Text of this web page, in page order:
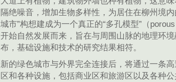
隔绝噪音，增加生物多样性，为居住在柳州境
城市”构想建成为一个真正的“多孔模型”（
开始自然发展而来，旨在与周围山脉的地理环
布，基础设施和技术的研究结果相符。
新的绿色城市与外界完全连接后，将通过一条
区和各种设施，包括商业区和旅游区以及各种